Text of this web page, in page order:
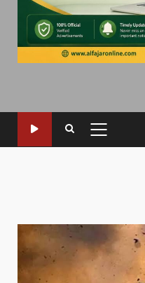
PRIMARY
MENU